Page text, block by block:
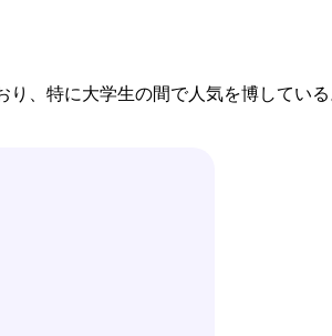
、特に大学生の間で人気を博してい